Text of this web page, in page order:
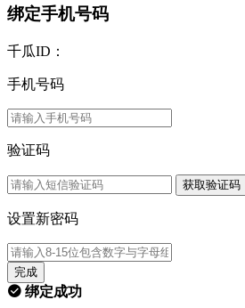
绑定手机号码
千瓜ID：
手机号码
验证码
获取验证码
设置新密码
完成
绑定成功